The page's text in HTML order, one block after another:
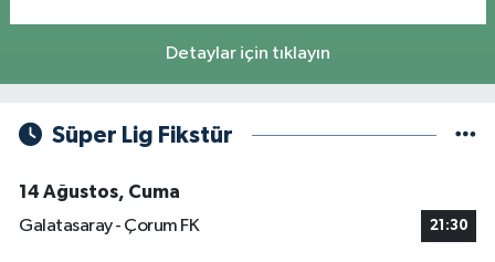
Detaylar için tıklayın
Süper Lig Fikstür
14 Ağustos, Cuma
Galatasaray - Çorum FK
21:30